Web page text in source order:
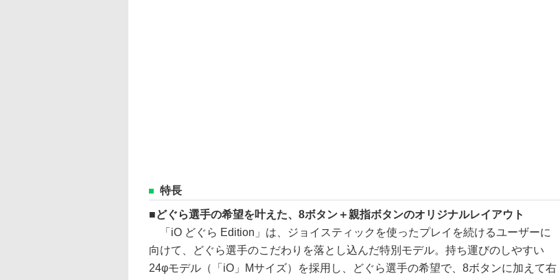
特長
どぐら選手の希望を叶えた、8ボタン＋親指ボタンのオリジナルレイアウト
「iO どぐら Edition」は、ジョイスティックを使ったプレイを続けるユーザーに
向けて、どぐら選手のこだわりを落とし込んだ特別モデル。持ち運びのしやすい
24φモデル（「iO」Mサイズ）を採用し、どぐら選手の希望で、8ボタンに加えて右